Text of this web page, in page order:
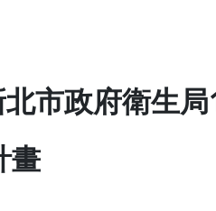
市政府衛生
畫